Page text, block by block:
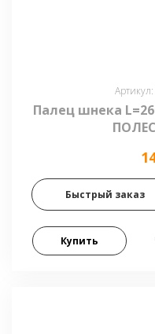
Палец шнека
Быстрый заказ
Купить